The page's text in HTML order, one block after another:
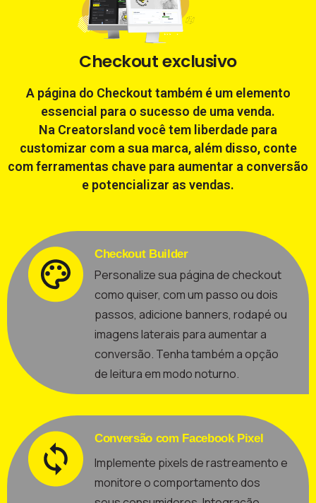
Checkoutexclusivo
A página do Checkout também é um elemento
essencial para o sucesso de uma venda.
Na Creatorsland você tem liberdade para
customizar com a sua marca, além disso, conte
com ferramentas chave para aumentar a conversão
e potencializar as vendas.
Checkout Builder
Personalize sua página de checkout
como quiser, com um passo ou dois
passos, adicione banners, rodapé ou
imagens laterais para aumentar a
conversão. Tenha também a opção
de leitura em modo noturno.
Conversão com Facebook Pixel
Implemente pixels de rastreamento e
monitore o comportamento dos